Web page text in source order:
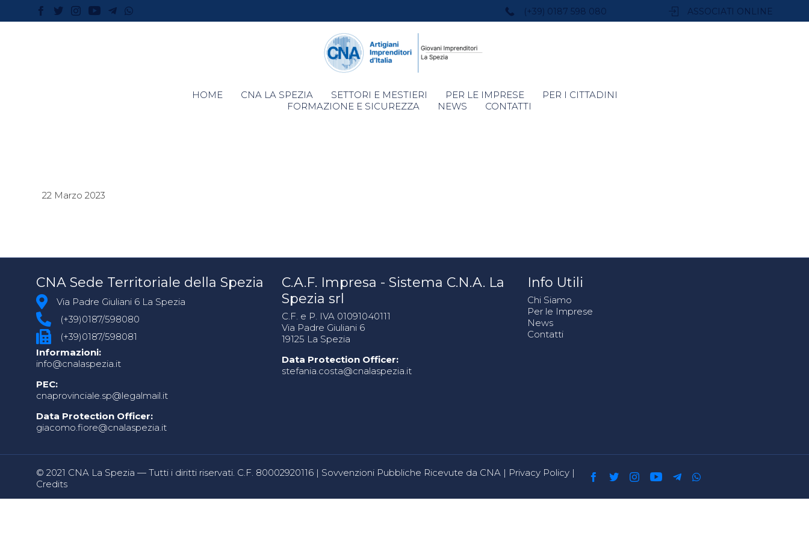
(+39) 0187 598 080 ASSOCIATI ONLINE
Skip
to
HOME CNA LA SPEZIA SETTORI E MESTIERI PER LE IMPRESE
PER I CITTADINI
FORMAZIONE E SICUREZZA
NEWS CONTATTI
22 Marzo 2023
CNA Sede Territoriale della Spezia
Via Padre Giuliani 6 La Spezia
(+39)0187/598080
(+39)0187/598081
Informazioni:
info@cnalaspezia.it
PEC:
cnaprovinciale.sp@legalmail.it
Data Protection Officer:
giacomo.fiore@cnalaspezia.it
C.A.F. Impresa - Sistema C.N.A. La
Spezia srl
C.F. e P. IVA 01091040111
Via Padre Giuliani 6
19125 La Spezia
Data Protection Officer:
stefania.costa@cnalaspezia.it
Info Utili
Chi Siamo
Per le Imprese
News
Contatti
© 2021 CNA La Spezia — Tutti i diritti riservati. C.F. 80002920116 | Sovvenzioni Pubbliche Ricevute da CNA | Privacy Policy |
Credits